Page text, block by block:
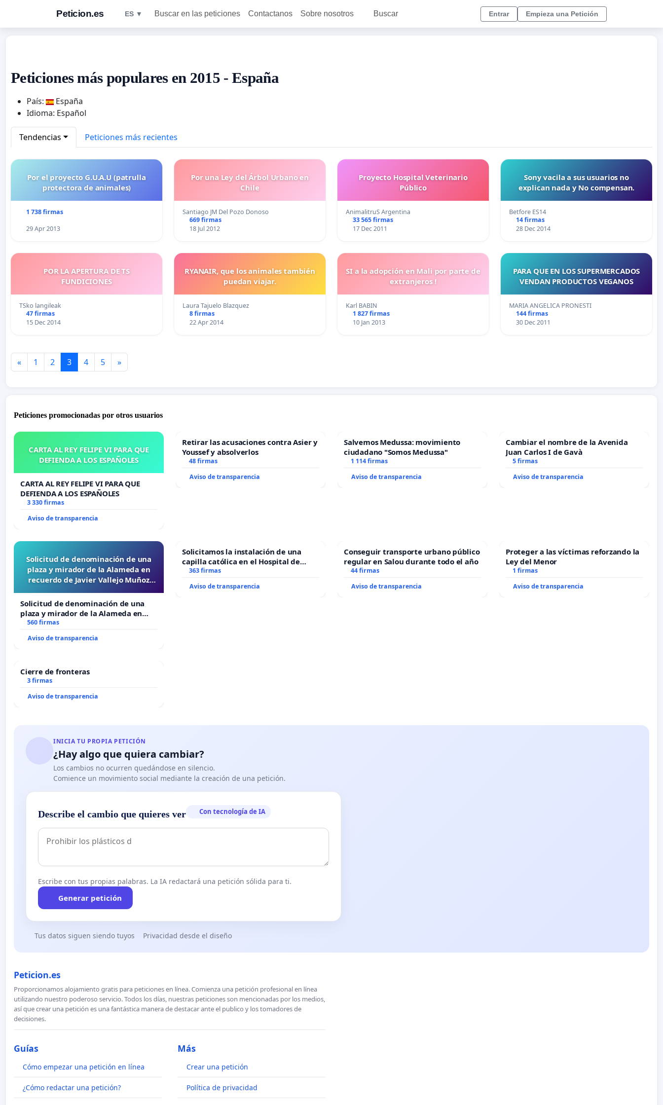
Peticion.es ES ▼ Buscar en las peticiones Contactanos Sobre nosotros Buscar Entrar Empieza una Petición
Peticiones más populares en 2015 - España
País:
España
Idioma: Español
Tendencias Peticiones más recientes
Por el proyecto G.U.A.U (patrulla
protectora de animales)
1 738 firmas
29 Apr 2013
Por una Ley del Árbol Urbano en
Chile
Santiago JM Del Pozo Donoso
669 firmas
18 Jul 2012
Proyecto Hospital Veterinario
Público
AnimalitruS Argentina
33 565 firmas
17 Dec 2011
Sony vacila a sus usuarios no
explican nada y No compensan.
Betfore ES14
14 firmas
28 Dec 2014
POR LA APERTURA DE TS
FUNDICIONES
TSko langileak
47 firmas
15 Dec 2014
RYANAIR, que los animales también
puedan viajar.
Laura Tajuelo Blazquez
8 firmas
22 Apr 2014
SI a la adopción en Mali por parte de
extranjeros !
Karl BABIN
1 827 firmas
10 Jan 2013
PARA QUE EN LOS SUPERMERCADOS
VENDAN PRODUCTOS VEGANOS
MARIA ANGELICA PRONESTI
144 firmas
30 Dec 2011
« 1 2 3 4 5 »
Peticiones promocionadas por otros usuarios
CARTA AL REY FELIPE VI PARA QUE
DEFIENDA A LOS ESPAÑOLES
CARTA AL REY FELIPE VI PARA QUE
DEFIENDA A LOS ESPAÑOLES
3 330 firmas
Aviso de transparencia
Retirar las acusaciones contra Asier y
Youssef y absolverlos
48 firmas
Aviso de transparencia
Salvemos Medussa: movimiento
ciudadano "Somos Medussa"
1 114 firmas
Aviso de transparencia
Cambiar el nombre de la Avenida
Juan Carlos I de Gavà
5 firmas
Aviso de transparencia
Solicitud de denominación de una
plaza y mirador de la Alameda en
recuerdo de Javier Vallejo Muñoz
Solicitud de denominación de una
plaza y mirador de la Alameda en
recuerdo de Javier Vallejo Muñoz
“Mazinger”
560 firmas
Aviso de transparencia
Solicitamos la instalación de una
capilla católica en el Hospital de
Alcañiz
363 firmas
Aviso de transparencia
Conseguir transporte urbano público
regular en Salou durante todo el año
44 firmas
Aviso de transparencia
Proteger a las víctimas reforzando la
Ley del Menor
1 firmas
Aviso de transparencia
Cierre de fronteras
3 firmas
Aviso de transparencia
INICIA TU PROPIA PETICIÓN
¿Hay algo que quiera cambiar?
Los cambios no ocurren quedándose en silencio.
Comience un movimiento social mediante la creación de una petición.
Describe el cambio que quieres ver Con tecnología de IA
Escribe con tus propias palabras. La IA redactará una petición sólida para ti.
Generar petición
Tus datos siguen siendo tuyos Privacidad desde el diseño
Peticion.es
Proporcionamos alojamiento gratis para peticiones en línea. Comienza una petición profesional en línea
utilizando nuestro poderoso servicio. Todos los días, nuestras peticiones son mencionadas por los medios,
así que crear una petición es una fantástica manera de destacar ante el publico y los tomadores de
decisiones.
Guías
Cómo empezar una petición en línea
¿Cómo redactar una petición?
Más
Crear una petición
Política de privacidad